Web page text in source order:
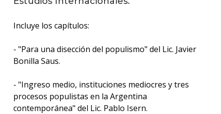
Incluye los capítulos:
- "Para una disección del populismo" del Lic. Javier
Bonilla Saus.
- "Ingreso medio, instituciones mediocres y tres
procesos populistas en la Argentina
contemporánea" del Lic. Pablo Isern.